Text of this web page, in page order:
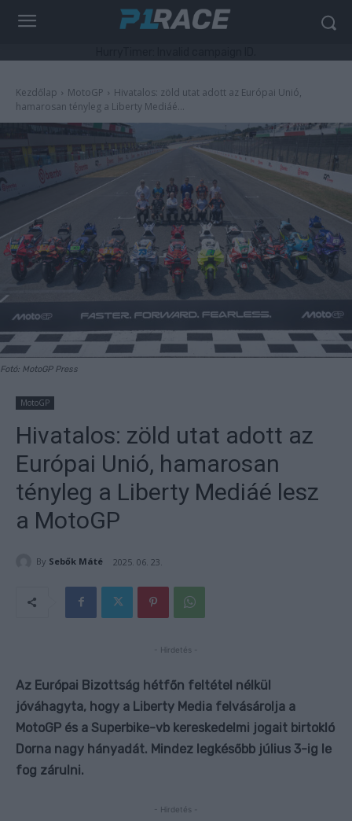
Kezdőlap MotoGP
Hivatalos: zöld utat adott az Európai Unió,
hamarosan tényleg a Liberty Mediáé...
Fotó: MotoGP Press
MotoGP
Hivatalos: zöld utat adott az
Európai Unió, hamarosan
tényleg a Liberty Mediáé lesz
a MotoGP
By Sebők Máté 2025. 06. 23.
- Hirdetés -
Az Európai Bizottság hétfőn feltétel nélkül
jóváhagyta, hogy a Liberty Media felvásárolja a
MotoGP és a Superbike-vb kereskedelmi jogait birtokló
Dorna nagy hányadát. Mindez legkésőbb július 3-ig le
fog zárulni.
- Hirdetés -